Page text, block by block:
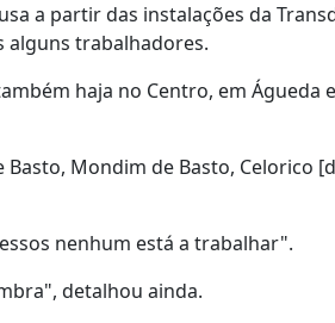
a partir das instalações da
alguns trabalhadores.
haja no Centro, em Águeda
Mondim de Basto, Celorico
nenhum está a trabalhar".
detalhou ainda.